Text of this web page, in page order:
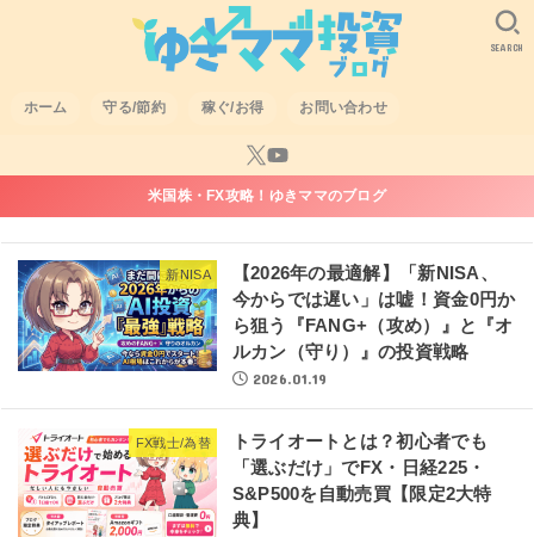
ホーム 守る/節約 稼ぐ/お得 お問い合わせ
SEARCH
米国株・FX攻略！ゆきママのブログ
新NISA
【2026年の最適解】「新NISA、
今からでは遅い」は嘘！資金0円か
ら狙う『FANG+（攻め）』と『オ
ルカン（守り）』の投資戦略
2026.01.19
FX戦士/為替
トライオートとは？初心者でも
「選ぶだけ」でFX・日経225・
S&P500を自動売買【限定2大特
典】